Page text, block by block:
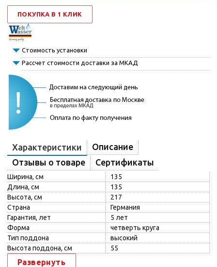
ПОКУПКА В 1 КЛИК
Стоимость установки
Рассчет стоимости доставки за МКАД
Характеристики
Описание
Отзывы о товаре
Сертификаты
Ширина, см
135
Длина, см
135
Высота, см
217
Страна
Германия
Гарантия, лет
5 лет
Форма
четверть круга
Тип поддона
высокий
Высота поддона, см
55
Развернуть